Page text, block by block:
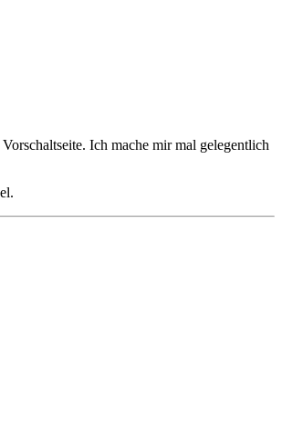
Ich mache mir mal gelegentlich